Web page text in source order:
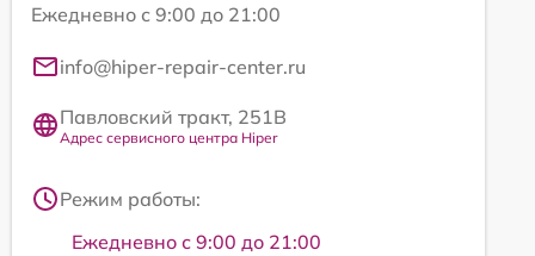
Ежедневно с 9:00 до 21:00
info@hiper-repair-center.ru
Павловский тракт, 251В
Адрес сервисного центра Hiper
Режим работы:
Ежедневно с 9:00 до 21:00